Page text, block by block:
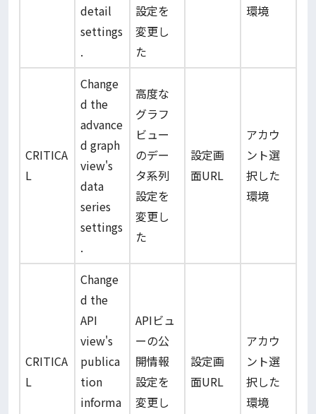
detail
settings
.
設定を
変更し
た
環境
CRITICA
L
Change
d the
advance
d graph
view's
data
series
settings
.
高度な
グラフ
ビュー
のデー
タ系列
設定を
変更し
た
設定画
面URL
アカウ
ント選
択した
環境
CRITICA
L
Change
d the
API
view's
publica
tion
informa
APIビュ
ーの公
開情報
設定を
変更し
設定画
面URL
アカウ
ント選
択した
環境